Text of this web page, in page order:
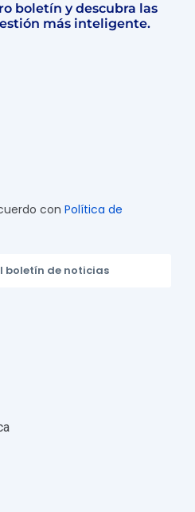
boletín y descubra las
más inteligente.
con Política de
boletín de noticias